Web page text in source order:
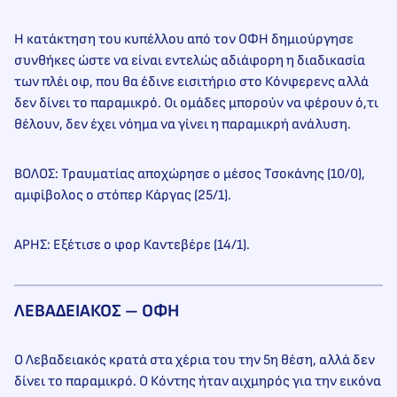
Η κατάκτηση του κυπέλλου από τον ΟΦΗ δημιούργησε
συνθήκες ώστε να είναι εντελώς αδιάφορη η διαδικασία
των πλέι οφ, που θα έδινε εισιτήριο στο Κόνφερενς αλλά
δεν δίνει το παραμικρό. Οι ομάδες μπορούν να φέρουν ό,τι
θέλουν, δεν έχει νόημα να γίνει η παραμικρή ανάλυση.
ΒΟΛΟΣ: Τραυματίας αποχώρησε ο μέσος Τσοκάνης (10/0),
αμφίβολος ο στόπερ Κάργας (25/1).
ΑΡΗΣ: Εξέτισε ο φορ Καντεβέρε (14/1).
ΛΕΒΑΔΕΙΑΚΟΣ – ΟΦΗ
Ο Λεβαδειακός κρατά στα χέρια του την 5η θέση, αλλά δεν
δίνει το παραμικρό. Ο Κόντης ήταν αιχμηρός για την εικόνα